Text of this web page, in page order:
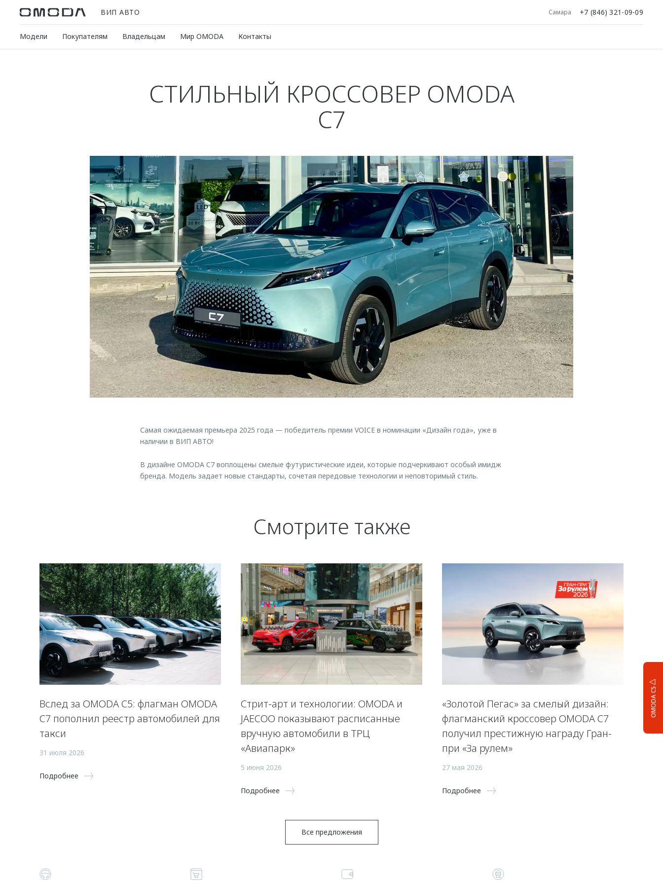
ВИП АВТО Самара +7 (846) 321-09-09
Модели Покупателям Владельцам Мир OMODA Контакты
OMODA C5
СТИЛЬНЫЙ КРОССОВЕР OMODA
C7
Самая ожидаемая премьера 2025 года — победитель премии VOICE в номинации «Дизайн года», уже в
наличии в ВИП АВТО!
В дизайне OMODA C7 воплощены смелые футуристические идеи, которые подчеркивают особый имидж
бренда. Модель задает новые стандарты, сочетая передовые технологии и неповторимый стиль.
Смотрите также
Вслед за OMODA C5: флагман OMODA
C7 пополнил реестр автомобилей для
такси
31 июля 2026
Подробнее
Стрит-арт и технологии: OMODA и
JAECOO показывают расписанные
вручную автомобили в ТРЦ
«Авиапарк»
5 июня 2026
Подробнее
«Золотой Пегас» за смелый дизайн:
флагманский кроссовер OMODA C7
получил престижную награду Гран-
при «За рулем»
27 мая 2026
Подробнее
Все предложения